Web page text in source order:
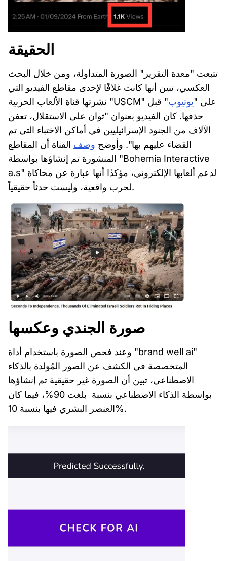
الحقيقة
تتبعت "معدة التقرير" الصورة المتداولة، ومن خلال البحث
العكسي، تبين أنها كانت غلافًا لإحدى مقاطع الفيديو التي
نشرتها قناة الألعاب الحربية "USCM" على "يوتيوب" قبل
حذفها. كان الفيديو بعنوان "ثوان على الاستقلال، تعفن
الآلاف من الجنود الإسرائيليين في أماكن الاختباء التي تم
القضاء عليهم بها". وأوضح وصف القناة أن المقاطع
المنشورة تم إنشاؤها بواسطة "Bohemia Interactive
a.s" لدعم ألعابها الإلكتروني، مؤكدًا أنها عبارة عن محاكاة
لحرب واقعية، وليست حدثاً حقيقياً.
صورة الجندي وعكسها
وعند فحص الصورة باستخدام أداة "brand well ai"
المتخصصة في الكشف عن الصور المُولدة بالذكاء
الاصطناعي، تبين أن الصورة غير حقيقية تم إنشاؤها
بواسطة الذكاء الاصطناعي بنسبة بلغت 90%، فيما كان
العنصر البشري فيها بنسبة 10%.